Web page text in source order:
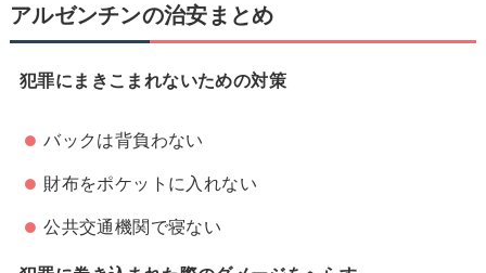
アルゼンチンの治安まとめ
犯罪にまきこまれないための対策
バックは背負わない
財布をポケットに入れない
公共交通機関で寝ない